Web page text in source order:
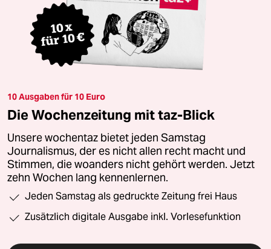
10 Ausgaben für 10 Euro
Die Wochenzeitung mit taz-Blick
Unsere wochentaz bietet jeden Samstag
Journalismus, der es nicht allen recht macht und
Stimmen, die woanders nicht gehört werden. Jetzt
zehn Wochen lang kennenlernen.
Jeden Samstag als gedruckte Zeitung frei Haus
Zusätzlich digitale Ausgabe inkl. Vorlesefunktion